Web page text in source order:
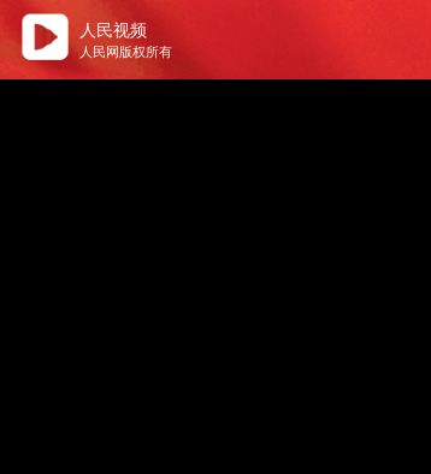
人民视频
人民网版权所有